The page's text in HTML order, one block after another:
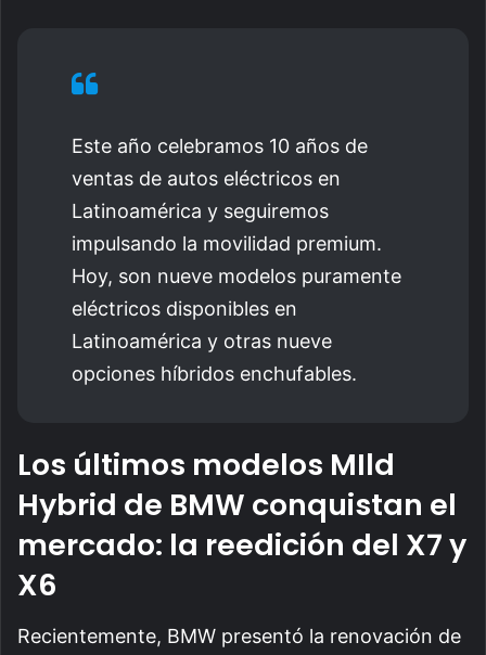
Este año celebramos 10 años de
ventas de autos eléctricos en
Latinoamérica y seguiremos
impulsando la movilidad premium.
Hoy, son nueve modelos puramente
eléctricos disponibles en
Latinoamérica y otras nueve
opciones híbridos enchufables.
Los últimos modelos MIld
Hybrid de BMW conquistan el
mercado: la reedición del X7 y
X6
Recientemente, BMW presentó la renovación de